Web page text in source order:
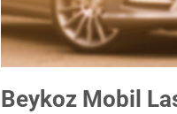
Beykoz Mobil